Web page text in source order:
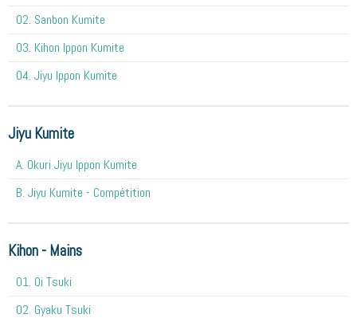
02. Sanbon Kumite
03. Kihon Ippon Kumite
04. Jiyu Ippon Kumite
Jiyu Kumite
A. Okuri Jiyu Ippon Kumite
B. Jiyu Kumite - Compétition
Kihon - Mains
O1. Oi Tsuki
02. Gyaku Tsuki